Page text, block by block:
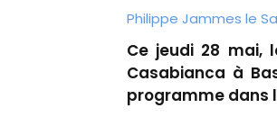
Philippe Jammes le
Ce jeudi 28 mai,
Casabianca à
programme dans